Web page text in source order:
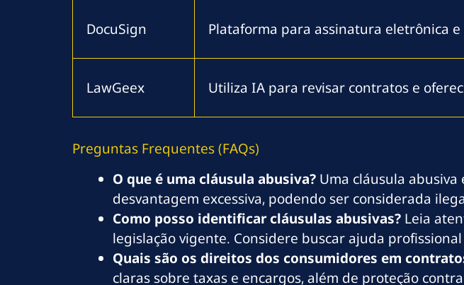
DocuSign Plataforma para assinatura eletrônica
LawGeex Utiliza IA para revisar contratos e
Preguntas Frequentes (FAQs)
O que é uma cláusula abusiva? Uma cláusula
desvantagem excessiva, podendo ser considerada
Como posso identificar cláusulas abusivas? Leia
legislação vigente. Considere buscar ajuda
Quais são os direitos dos consumidores em
claras sobre taxas e encargos, além de proteção